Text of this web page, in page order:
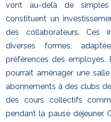
vont au-delà de
constituent un
des collaborateurs. Ces
diverses formes,
préférences des employés.
pourrait aménager une
abonnements à des clubs
des cours collectifs
pendant la pause déjeuner.